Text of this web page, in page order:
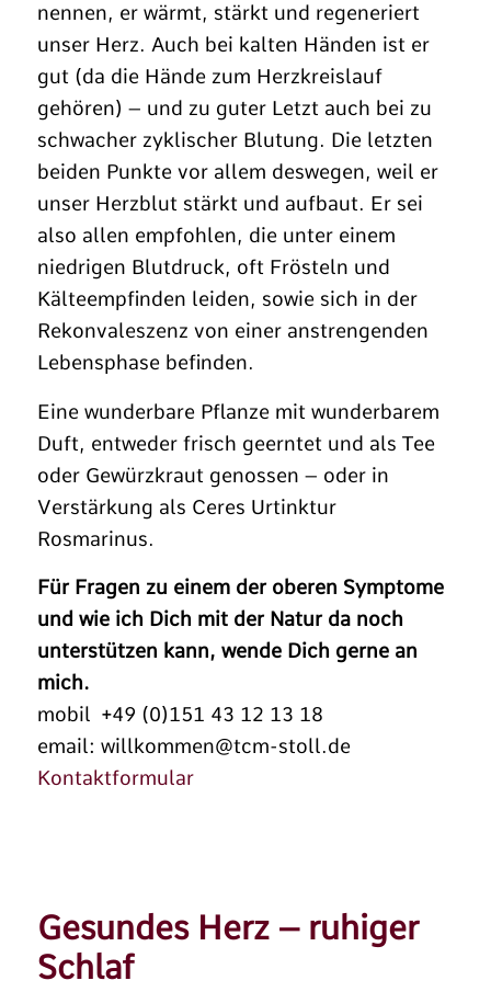
nennen, er wärmt, stärkt und regeneriert
unser Herz. Auch bei kalten Händen ist er
gut (da die Hände zum Herzkreislauf
gehören) – und zu guter Letzt auch bei zu
schwacher zyklischer Blutung. Die letzten
beiden Punkte vor allem deswegen, weil er
unser Herzblut stärkt und aufbaut. Er sei
also allen empfohlen, die unter einem
niedrigen Blutdruck, oft Frösteln und
Kälteempfinden leiden, sowie sich in der
Rekonvaleszenz von einer anstrengenden
Lebensphase befinden.
Eine wunderbare Pflanze mit wunderbarem
Duft, entweder frisch geerntet und als Tee
oder Gewürzkraut genossen – oder in
Verstärkung als Ceres Urtinktur
Rosmarinus.
Für Fragen zu einem der oberen Symptome
und wie ich Dich mit der Natur da noch
unterstützen kann, wende Dich gerne an
mich.
mobil +49 (0)151 43 12 13 18
email: willkommen@tcm-stoll.de
Kontaktformular
Gesundes Herz – ruhiger
Schlaf